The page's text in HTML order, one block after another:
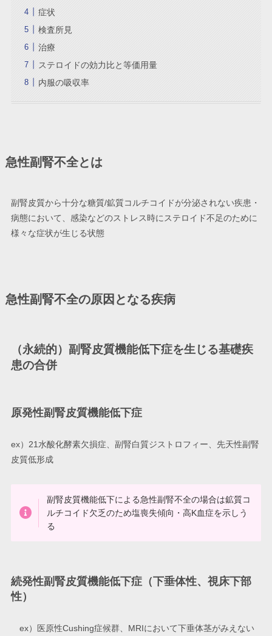
症状
検査所見
治療
ステロイドの効力比と等価用量
内服の吸収率
急性副腎不全とは
副腎皮質から十分な糖質/鉱質コルチコイドが分泌されない疾患・
病態において、感染などのストレス時にステロイド不足のために
様々な症状が生じる状態
急性副腎不全の原因となる疾病
（永続的）副腎皮質機能低下症を生じる基礎疾
患の合併
原発性副腎皮質機能低下症
ex）21水酸化酵素欠損症、副腎白質ジストロフィー、先天性副腎
皮質低形成
副腎皮質機能低下による急性副腎不全の場合は鉱質コ
ルチコイド欠乏のため塩喪失傾向・高K血症を示しう
る
続発性副腎皮質機能低下症（下垂体性、視床下部
性）
ex）医原性Cushing症候群、MRIにおいて下垂体茎がみえない